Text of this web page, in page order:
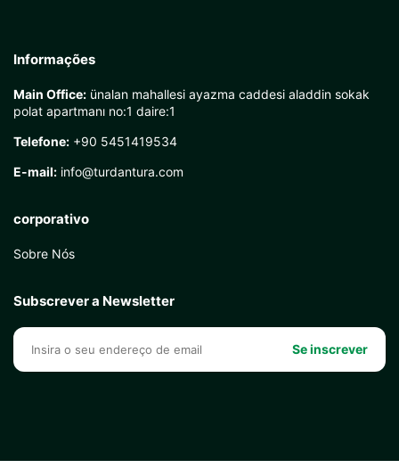
Informações
Main Office: ünalan mahallesi ayazma caddesi aladdin sokak
polat apartmanı no:1 daire:1
Telefone: +90 5451419534
E-mail: info@turdantura.com
corporativo
Sobre Nós
Subscrever a Newsletter
Se inscrever